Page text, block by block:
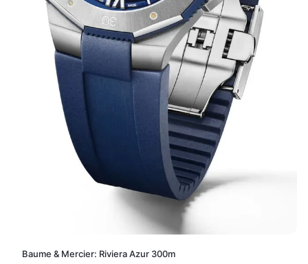
Baume & Mercier: Riviera Azur 300m